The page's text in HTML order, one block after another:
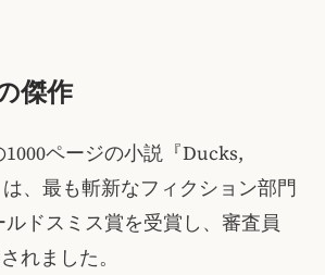
傑作
ページの小説『Ducks,
、最も斬新なフィクション部門
ルドスミス賞を受賞し、審査員
れました。